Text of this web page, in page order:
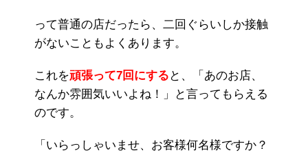
って普通の店だったら、二回ぐらいしか接触
がないこともよくあります。
これを頑張って7回にする と、「あのお店、
なんか雰囲気いいよね！」と言ってもらえる
のです。
「いらっしゃいませ、お客様何名様ですか？